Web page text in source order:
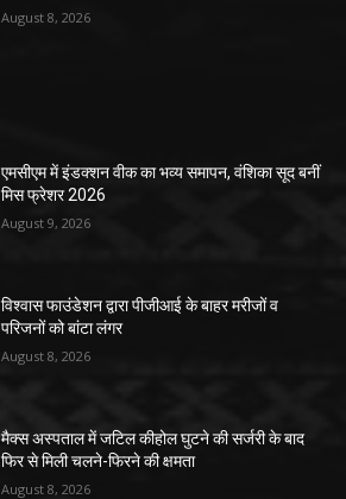
August 8, 2026
एमसीएम में इंडक्शन वीक का भव्य समापन, वंशिका सूद बनीं
मिस फ्रेशर 2026
August 9, 2026
विश्वास फाउंडेशन द्वारा पीजीआई के बाहर मरीजों व
परिजनों को बांटा लंगर
August 8, 2026
मैक्स अस्पताल में जटिल कीहोल घुटने की सर्जरी के बाद
फिर से मिली चलने-फिरने की क्षमता
August 8, 2026